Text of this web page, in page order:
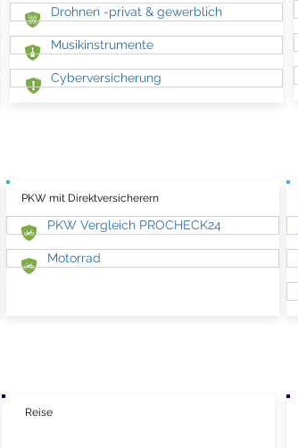
Drohnen -privat & gewerblich
Musikinstrumente
Cyberversicherung
PKW mit Direktversicherern
PKW Vergleich PROCHECK24
Motorrad
Reise